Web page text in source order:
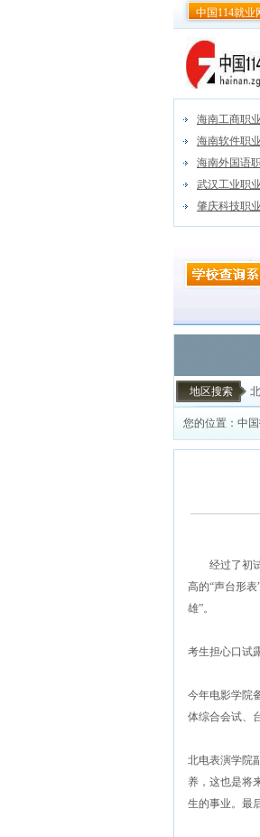
中国114就业
海南工商职
海南软件职
海南外国语
武汉工业职
肇庆科技职
地区搜索
您的位置： 中
经过了初试
高的“声台形
雄”。
考生担心口试
今年电影学院
体综合会试、
北电表演学院
养，这也是将
生的事业。最